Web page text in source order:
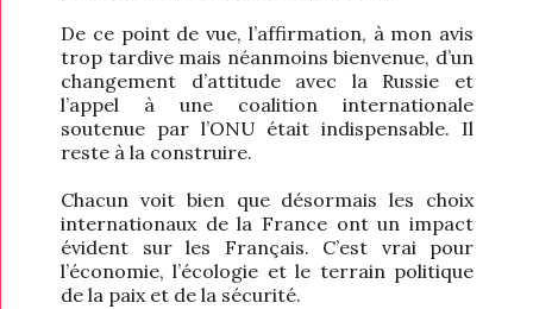
De ce point de vue, l’affirmation, à mon avis
trop tardive mais néanmoins bienvenue, d’un
changement d’attitude avec la Russie et
l’appel à une coalition internationale
soutenue par l’ONU était indispensable. Il
reste à la construire.
Chacun voit bien que désormais les choix
internationaux de la France ont un impact
évident sur les Français. C’est vrai pour
l’économie, l’écologie et le terrain politique
de la paix et de la sécurité.